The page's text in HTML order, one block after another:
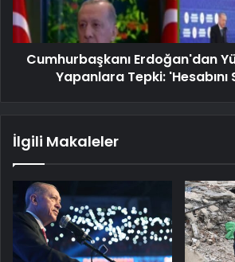
Cumhurbaşkanı Erdoğan'dan
Yapanlara Tepki: 'Hesabını
İlgili Makaleler